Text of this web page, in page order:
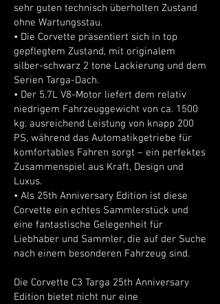
sehr guten technisch überholten Zustand
ohne Wartungsstau.
• Die Corvette präsentiert sich in top
gepflegtem Zustand, mit originalem
silber-schwarz 2 tone Lackierung und dem
Serien Targa-Dach.
• Der 5.7L V8-Motor liefert dem relativ
niedrigem Fahrzeuggewicht von ca. 1500
kg. ausreichend Leistung von knapp 200
PS, während das Automatikgetriebe für
komfortables Fahren sorgt – ein perfektes
Zusammenspiel aus Kraft, Design und
Luxus.
• Als 25th Anniversary Edition ist diese
Corvette ein echtes Sammlerstück und
eine fantastische Gelegenheit für
Liebhaber und Sammler, die auf der Suche
nach einem besonderen Fahrzeug sind.
Die Corvette C3 Targa 25th Anniversary
Edition bietet nicht nur eine